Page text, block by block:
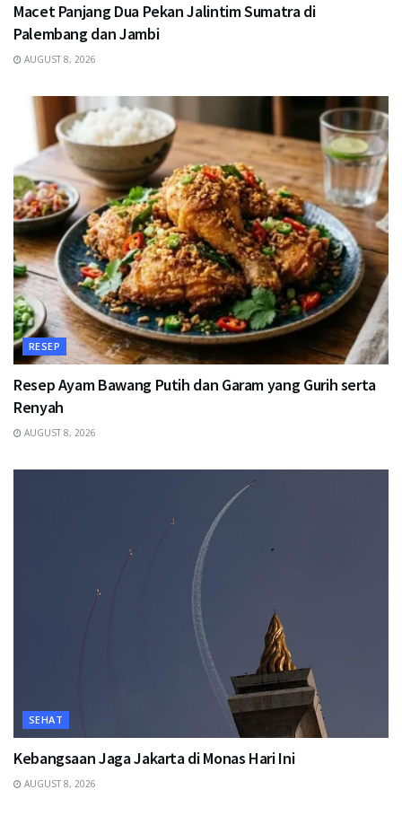
Macet Panjang Dua Pekan Jalintim Sumatra di
Palembang dan Jambi
AUGUST 8, 2026
RESEP
Resep Ayam Bawang Putih dan Garam yang Gurih serta
Renyah
AUGUST 8, 2026
SEHAT
Kebangsaan Jaga Jakarta di Monas Hari Ini
AUGUST 8, 2026